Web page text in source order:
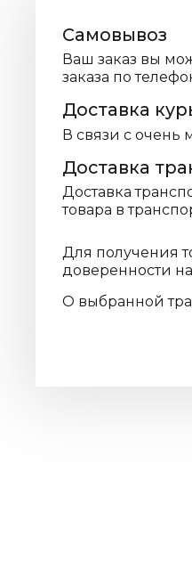
Самовывоз
Ваш заказ вы
заказа по
Доставка
В связи с очень
Доставка
Доставка
товара в
Для получения
доверенности
О выбранной